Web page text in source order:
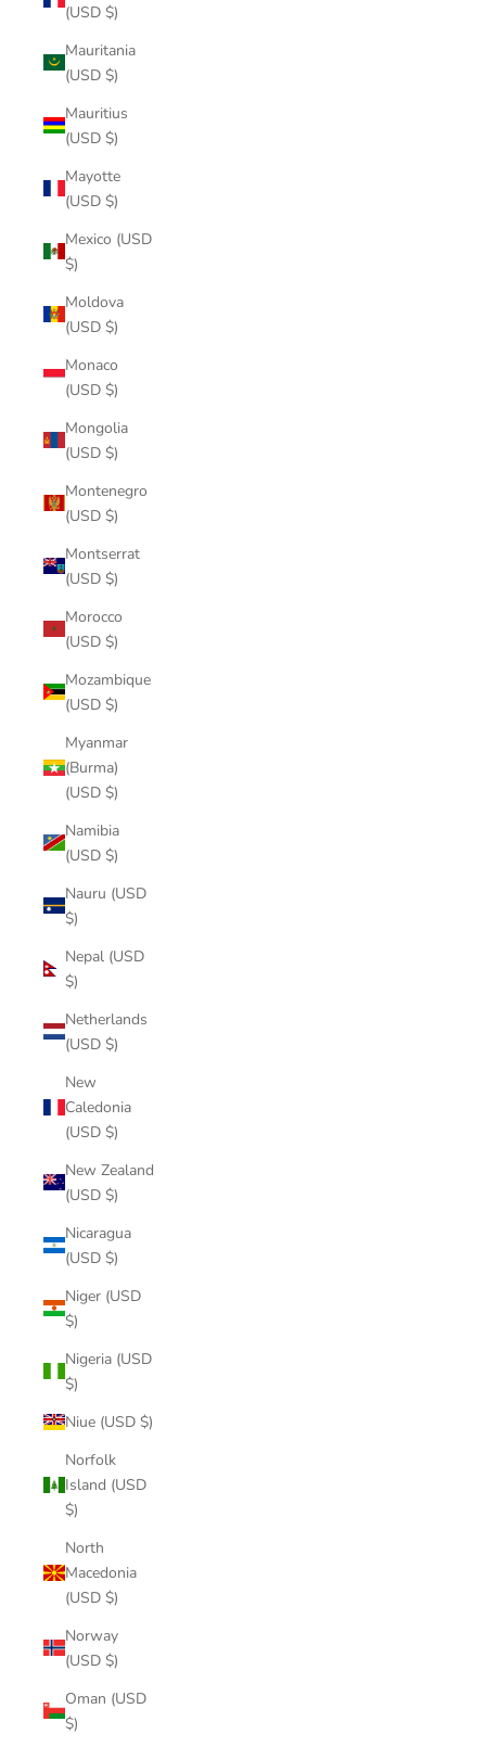
(USD $)
Mauritania
(USD $)
Mauritius
(USD $)
Mayotte
(USD $)
Mexico (USD
$)
Moldova
(USD $)
Monaco
(USD $)
Mongolia
(USD $)
Montenegro
(USD $)
Montserrat
(USD $)
Morocco
(USD $)
Mozambique
(USD $)
Myanmar
(Burma)
(USD $)
Namibia
(USD $)
Nauru (USD
$)
Nepal (USD
$)
Netherlands
(USD $)
New
Caledonia
(USD $)
New Zealand
(USD $)
Nicaragua
(USD $)
Niger (USD
$)
Nigeria (USD
$)
Niue (USD $)
Norfolk
Island (USD
$)
North
Macedonia
(USD $)
Norway
(USD $)
Oman (USD
$)